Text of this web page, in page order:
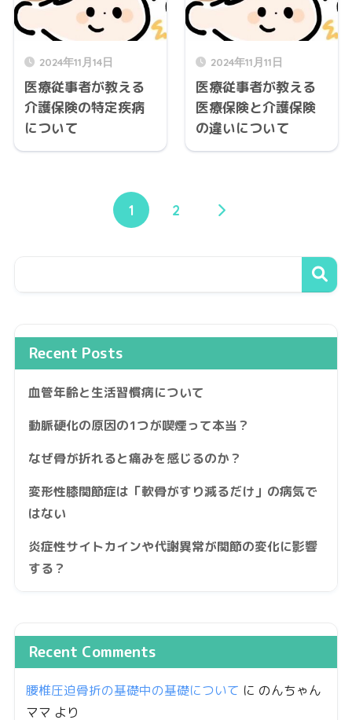
2024年11月14日
医療従事者が教える
介護保険の特定疾病
について
2024年11月11日
医療従事者が教える
医療保険と介護保険
の違いについて
1 2
Recent Posts
血管年齢と生活習慣病について
動脈硬化の原因の1つが喫煙って本当？
なぜ骨が折れると痛みを感じるのか？
変形性膝関節症は「軟骨がすり減るだけ」の病気で
はない
炎症性サイトカインや代謝異常が関節の変化に影響
する？
Recent Comments
腰椎圧迫骨折の基礎中の基礎について に のんちゃん
ママ より